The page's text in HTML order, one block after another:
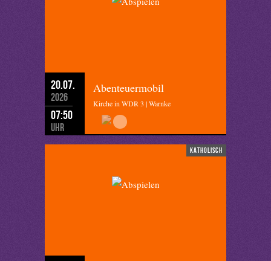
20.07.
2026
07:50
Uhr
Abenteuermobil
Kirche in WDR 3 | Warnke
katholisch